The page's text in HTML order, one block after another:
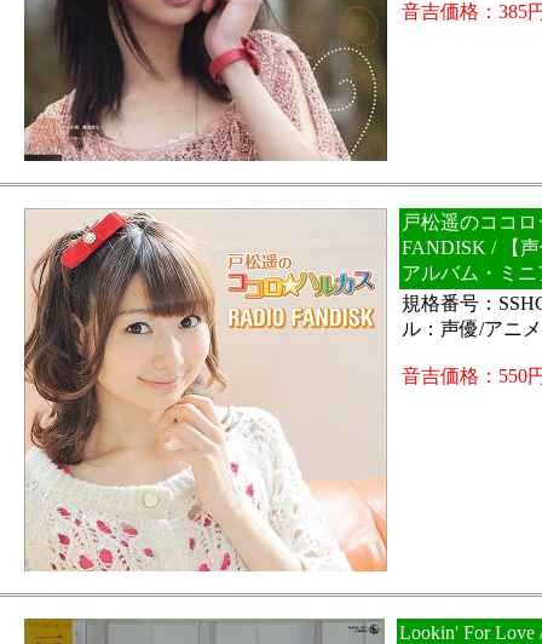
音吉価格：385
戸松遥のココ
FANDISK / 【
アルバム・ミ
規格番号：
ル：声優/アニ
音吉価格：550
Lookin' For